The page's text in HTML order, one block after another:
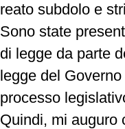
reato subdolo e
Sono state
di legge da parte
legge del
processo
Quindi, mi auguro